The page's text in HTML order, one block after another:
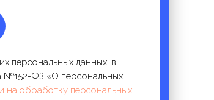
персональных данных, в
№152-ФЗ «О персональных
на обработку персональных